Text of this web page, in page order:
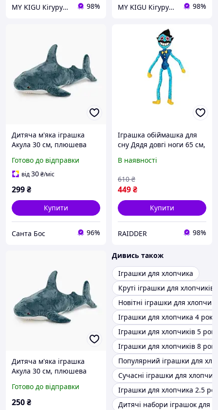
MY KIGU Кігурумі для вієї родини! 98% MY KIGU Кігурумі для вієї родини! 98%
Дитяча м'яка іграшка
Акула 30 см, плюшева
для хлопчика, іграшка
обіймашка
Готово до відправки
від30₴/міс
299₴
Купити
Санта Бос 96%
Іграшка обіймашка для
сну Дядя довгі ноги 65 см,
хлопчиків поппі
В наявності
449₴
610 ₴
Купити
RAIDDER 98%
Дитяча м'яка іграшка
Акула 30 см, плюшева
для хлопчика, іграшка
подушка
Готово до відправки
250₴
Дивись також
Іграшки для хлопчика
Круті іграшки для хлопчиків
Новітні іграшки для
Іграшки для хлопчика 4 років
Іграшки для хлопчиків 5
Іграшки для хлопчиків 8
Популярний іграшки для
Сучасні іграшки для
Іграшки для хлопчика 2.5
Дитячі набори іграшок для